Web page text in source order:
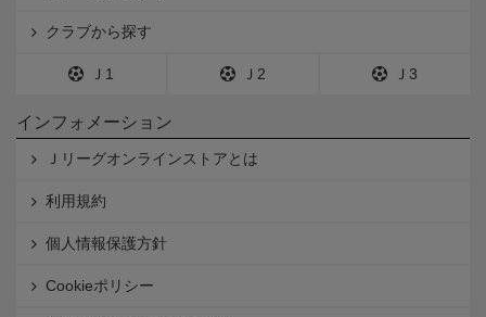
クラブから探す
Ｊ1 Ｊ2 Ｊ3
インフォメーション
Ｊリーグオンラインストアとは
利用規約
個人情報保護方針
Cookieポリシー